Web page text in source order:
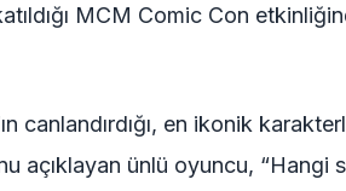
MCM Comic Con
canlandırdığı, en ikonik
açıklayan ünlü oyuncu, “Hangi